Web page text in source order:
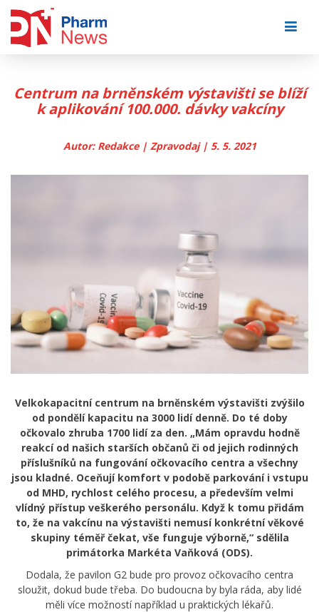
Centrum na brněnském výstavišti se blíží
k aplikování 100.000. dávky vakcíny
Autor: Redakce | Zpravodaj | 5. 5. 2021
Velkokapacitní centrum na brněnském výstavišti zvýšilo
od pondělí kapacitu na 3000 lidí denně. Do té doby
očkovalo zhruba 1700 lidí za den. „Mám opravdu hodně
reakcí od našich starších občanů či od jejich rodinných
příslušníků na fungování očkovacího centra a všechny
jsou kladné. Oceňují komfort v podobě parkování i vstupu
od MHD, rychlost celého procesu, a především velmi
vlídný přístup veškerého personálu. Když k tomu přidám
to, že na vakcínu na výstavišti nemusí konkrétní věkové
skupiny téměř čekat, vše funguje výborně,“ sdělila
primátorka Markéta Vaňková (ODS).
Dodala, že pavilon G2 bude pro provoz očkovacího centra
sloužit, dokud bude třeba. Do budoucna by byla ráda, aby lidé
měli více možností například u praktických lékařů.